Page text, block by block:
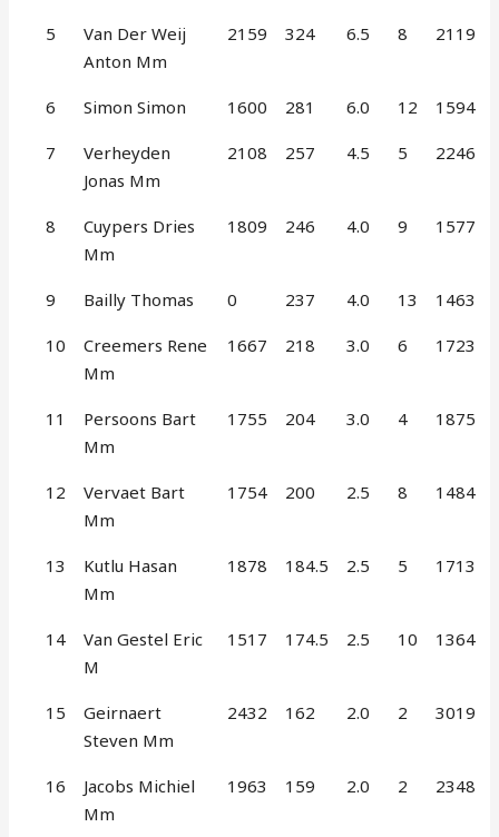
5
Van Der Weij
Anton Mm
2159 324 6.5 8 2119
6 Simon Simon 1600 281 6.0 12 1594
7
Verheyden
Jonas Mm
2108 257 4.5 5 2246
8
Cuypers Dries
Mm
1809 246 4.0 9 1577
9 Bailly Thomas 0 237 4.0 13 1463
10
Creemers Rene
Mm
1667 218 3.0 6 1723
11
Persoons Bart
Mm
1755 204 3.0 4 1875
12
Vervaet Bart
Mm
1754 200 2.5 8 1484
13
Kutlu Hasan
Mm
1878 184.5 2.5 5 1713
14
Van Gestel Eric
M
1517 174.5 2.5 10 1364
15
Geirnaert
Steven Mm
2432 162 2.0 2 3019
16
Jacobs Michiel
Mm
1963 159 2.0 2 2348